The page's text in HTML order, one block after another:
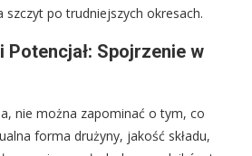
szczyt po trudniejszych okresach.
Potencjał: Spojrzenie w
nie można zapominać o tym, co
forma drużyny, jakość składu,